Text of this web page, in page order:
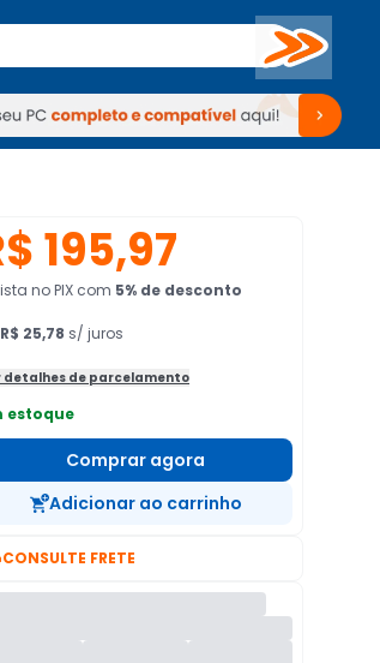
Buscar
Periféricos TV Venda no KaBuM!
Periféricos TV Venda no KaBuM!
195,97
no PIX com 5% de desconto
R$ 25,78 s/ juros
detalhes de parcelamento
estoque
Comprar agora
Adicionar ao carrinho
CONSULTE FRETE